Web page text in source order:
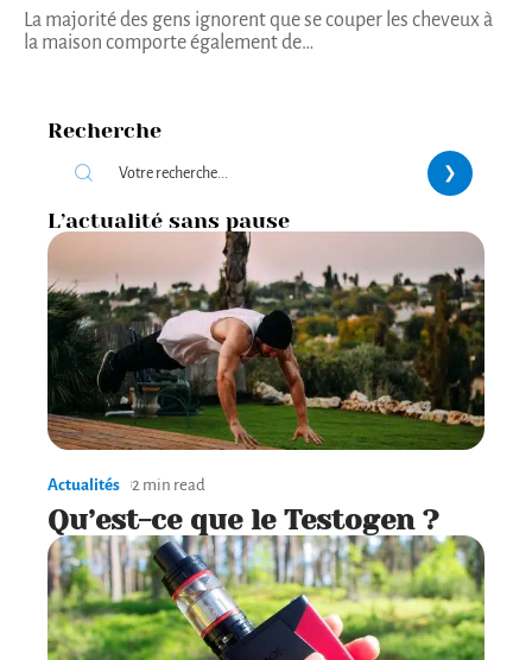
La majorité des gens ignorent que se couper les cheveux à
la maison comporte également de…
Recherche
L’actualité sans pause
Actualités 2 min read
Qu’est-ce que le Testogen ?